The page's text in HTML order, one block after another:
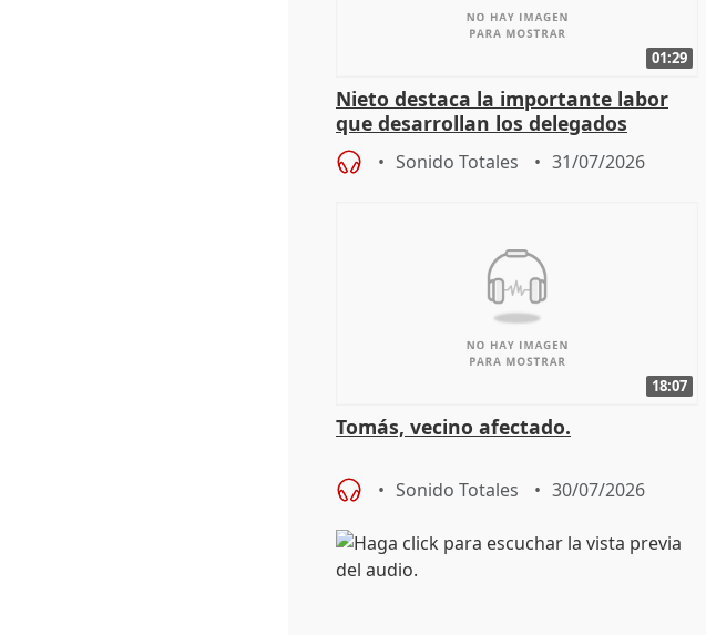
01:29
Nieto destaca la importante labor
que desarrollan los delegados
territoriales de la Junta
Sonido Totales 31/07/2026
18:07
Tomás, vecino afectado.
Sonido Totales 30/07/2026